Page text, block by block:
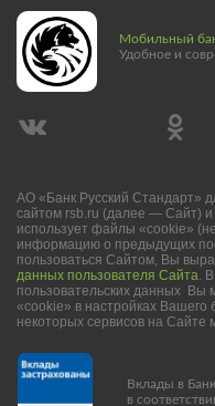
Мобильный
Удобное и
АО «Банк Русский Стандарт»
сайтом rsb.ru (далее — Сайт) и
использует файлы «cookie»
информацию о предыдущих
пользоваться Сайтом, Вы
данных пользователя Сайта.
пользовательских данных Вы
«cookie» в настройках Вашего
некоторых сервисов на Сайте
Вклады в
в